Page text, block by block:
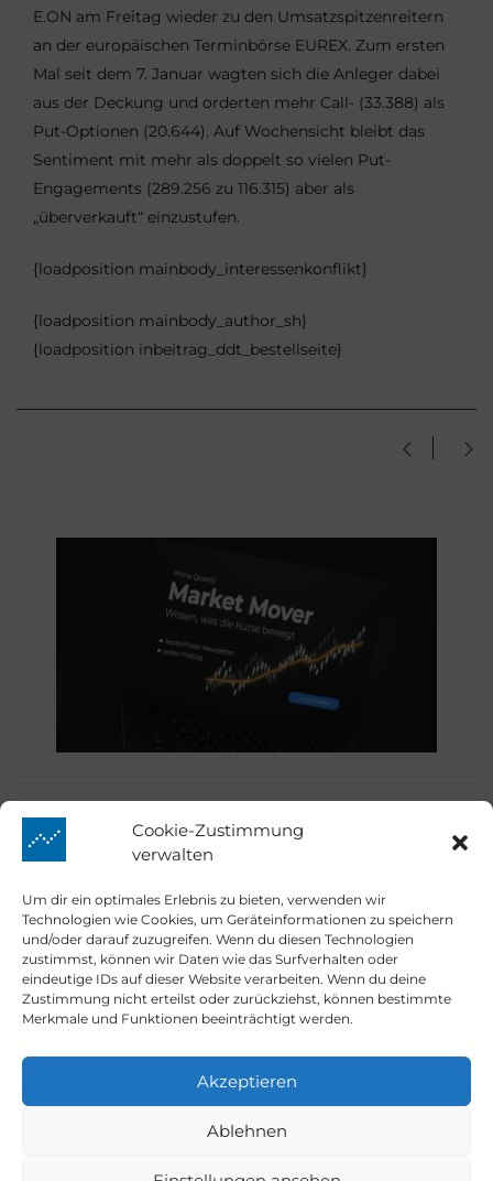
Cookie-Zustimmung
verwalten
Um dir ein optimales Erlebnis zu bieten, verwenden wir
Technologien wie Cookies, um Geräteinformationen zu speichern
und/oder darauf zuzugreifen. Wenn du diesen Technologien
zustimmst, können wir Daten wie das Surfverhalten oder
eindeutige IDs auf dieser Website verarbeiten. Wenn du deine
Zustimmung nicht erteilst oder zurückziehst, können bestimmte
Merkmale und Funktionen beeinträchtigt werden.
Akzeptieren
Ablehnen
E.ON am Freitag wieder zu den Umsatzspitzenreitern
an der europäischen Terminbörse EUREX. Zum ersten
Mal seit dem 7. Januar wagten sich die Anleger dabei
aus der Deckung und orderten mehr Call- (33.388) als
Put-Optionen (20.644). Auf Wochensicht bleibt das
Sentiment mit mehr als doppelt so vielen Put-
Engagements (289.256 zu 116.315) aber als
„überverkauft“ einzustufen.
{loadposition mainbody_interessenkonflikt}
{loadposition mainbody_author_sh}
{loadposition inbeitrag_ddt_bestellseite}
Prime Quants
Market Mover